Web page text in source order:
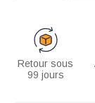
Retour sous
99 jours